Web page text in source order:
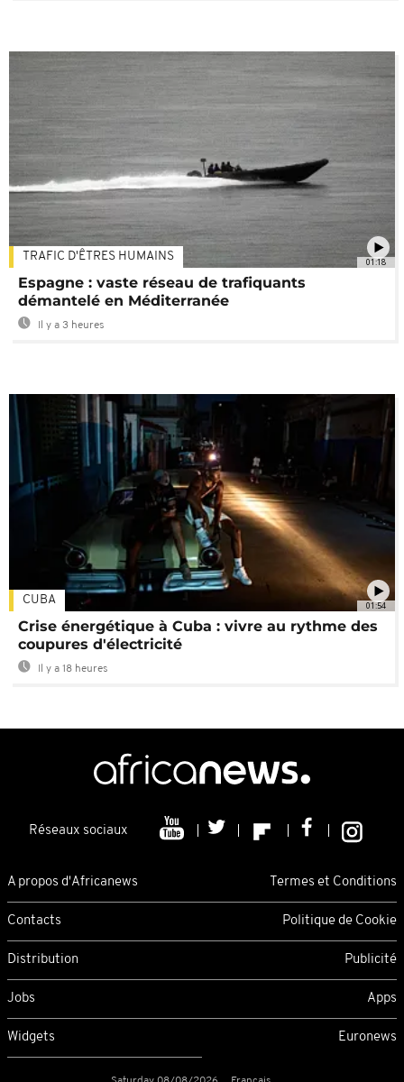
01:18
TRAFIC D'ÊTRES HUMAINS
Espagne : vaste réseau de trafiquants
démantelé en Méditerranée
Il y a 3 heures
01:54
CUBA
Crise énergétique à Cuba : vivre au rythme des
coupures d'électricité
Il y a 18 heures
Réseaux sociaux
A propos d'Africanews Termes et Conditions
Contacts Politique de Cookie
Distribution Publicité
Jobs Apps
Widgets Euronews